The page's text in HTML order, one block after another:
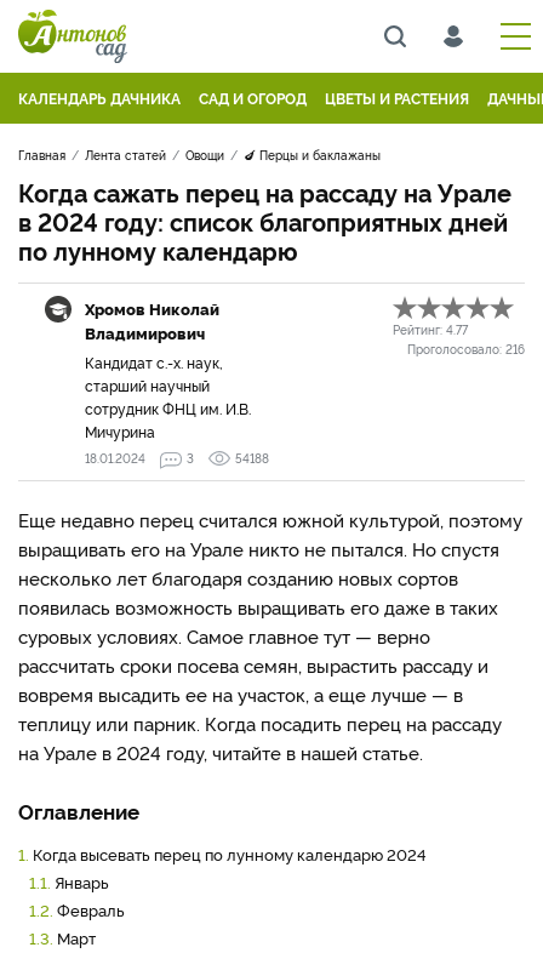
КАЛЕНДАРЬ ДАЧНИКА САД И ОГОРОД ЦВЕТЫ И РАСТЕНИЯ
Главная Лента статей Овощи 🍆 Перцы и баклажаны
Когда сажать перец на рассаду на Урале
в 2024 году: список благоприятных дней
по лунному календарю
Хромов Николай
Владимирович
Кандидат с.-х. наук,
старший научный
сотрудник ФНЦ им. И.В.
Мичурина
Рейтинг: 4.77
Проголосовало: 216
18.01.2024 3 54188
Еще недавно перец считался южной культурой, поэтому
выращивать его на Урале никто не пытался. Но спустя
несколько лет благодаря созданию новых сортов
появилась возможность выращивать его даже в таких
суровых условиях. Самое главное тут — верно
рассчитать сроки посева семян, вырастить рассаду и
вовремя высадить ее на участок, а еще лучше — в
теплицу или парник. Когда посадить перец на рассаду
на Урале в 2024 году, читайте в нашей статье.
Оглавление
1. Когда высевать перец по лунному календарю 2024
1.1. Январь
1.2. Февраль
1.3. Март